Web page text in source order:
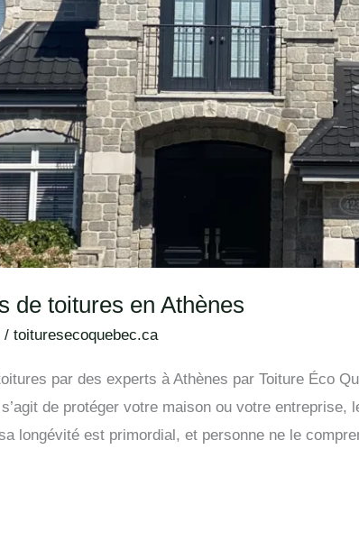
de toitures en Athènes
/toituresecoquebec.ca
par des experts à Athènes par Toiture Éco
s’agit de protéger votre maison ou votre
longévité est primordial, et personne ne le